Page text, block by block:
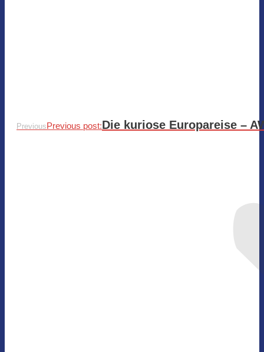
PreviousPrevious post:Die kuriose Europareise –